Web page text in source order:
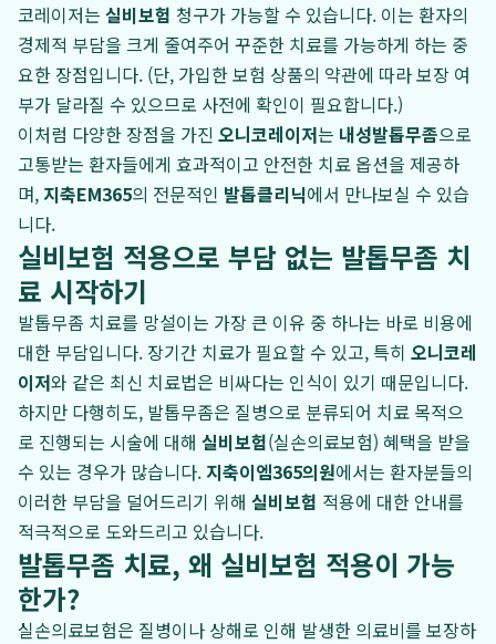
코레이저는 실비보험 청구가 가능할 수 있습니다. 이는 환자의
경제적 부담을 크게 줄여주어 꾸준한 치료를 가능하게 하는 중
요한 장점입니다. (단, 가입한 보험 상품의 약관에 따라 보장 여
부가 달라질 수 있으므로 사전에 확인이 필요합니다.)
이처럼 다양한 장점을 가진 오니코레이저는 내성발톱무좀으로
고통받는 환자들에게 효과적이고 안전한 치료 옵션을 제공하
며, 지축EM365의 전문적인 발톱클리닉에서 만나보실 수 있습
니다.
실비보험 적용으로 부담 없는 발톱무좀 치
료 시작하기
발톱무좀 치료를 망설이는 가장 큰 이유 중 하나는 바로 비용에
대한 부담입니다. 장기간 치료가 필요할 수 있고, 특히 오니코레
이저와 같은 최신 치료법은 비싸다는 인식이 있기 때문입니다.
하지만 다행히도, 발톱무좀은 질병으로 분류되어 치료 목적으
로 진행되는 시술에 대해 실비보험(실손의료보험) 혜택을 받을
수 있는 경우가 많습니다. 지축이엠365의원에서는 환자분들의
이러한 부담을 덜어드리기 위해 실비보험 적용에 대한 안내를
적극적으로 도와드리고 있습니다.
발톱무좀 치료, 왜 실비보험 적용이 가능
한가?
실손의료보험은 질병이나 상해로 인해 발생한 의료비를 보장하